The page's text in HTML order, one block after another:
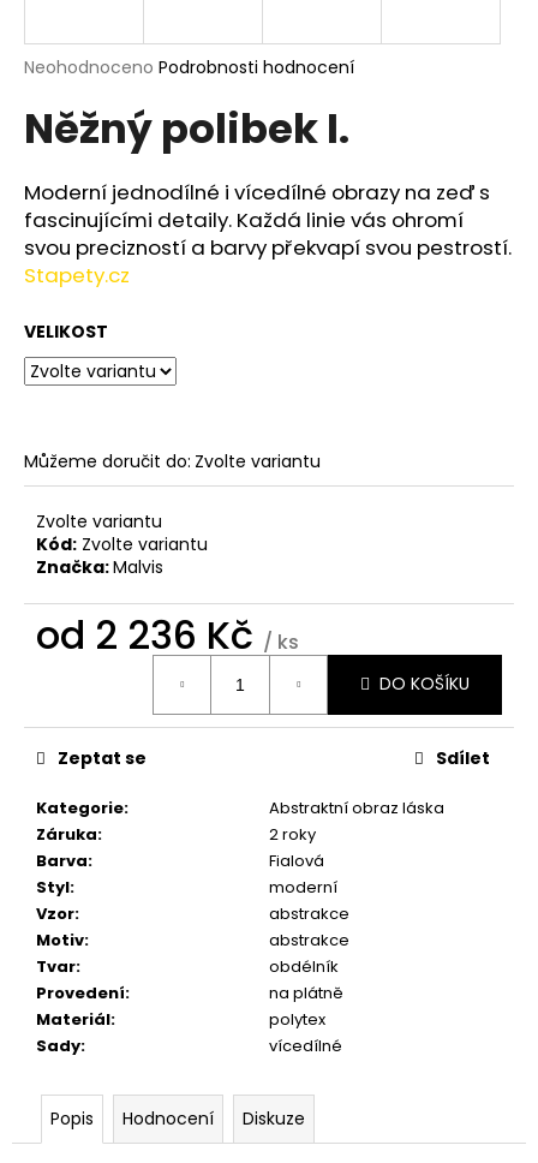
Průměrné
produktu
je
z
5
hvězdiček.
Neohodnoceno Podrobnosti hodnocení
Něžný polibek I.
Moderní jednodílné i vícedílné obrazy na zeď s
fascinujícími detaily. Každá linie vás ohromí
svou precizností a barvy překvapí svou pestrostí.
Stapety.cz
VELIKOST
Můžeme doručit do: Zvolte variantu
Zvolte variantu
Kód: Zvolte variantu
Značka:Malvis
od 2 236 Kč / ks
DO KOŠÍKU
Kategorie:
Abstraktní obraz láska
Záruka:
2 roky
Barva:
Fialová
Styl:
moderní
Vzor:
abstrakce
Motiv:
abstrakce
Tvar:
obdélník
Provedení:
na plátně
Materiál:
polytex
Sady: vícedílné
Zeptat se Sdílet
Popis Hodnocení Diskuze
j
t
?
D
o
r
u
č
u
j
m
BRIDGE
598
Kč